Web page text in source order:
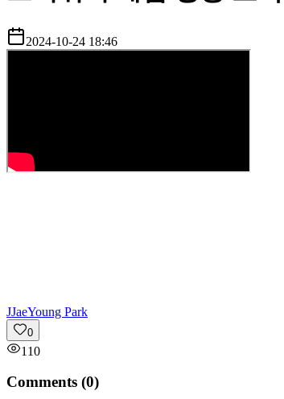
2024-10-24 18:46
JJaeYoung Park
0
110
Comments (0)